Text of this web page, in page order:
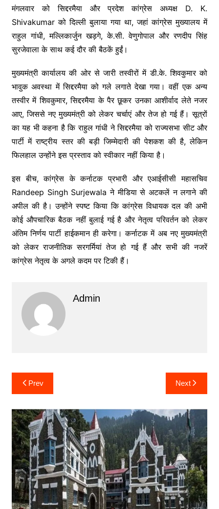
मंगलवार को सिद्दरमैया और प्रदेश कांग्रेस अध्यक्ष D. K.
Shivakumar को दिल्ली बुलाया गया था, जहां कांग्रेस मुख्यालय में
राहुल गांधी, मल्लिकार्जुन खड़गे, के.सी. वेणुगोपाल और रणदीप सिंह
सुरजेवाला के साथ कई दौर की बैठकें हुईं।
मुख्यमंत्री कार्यालय की ओर से जारी तस्वीरों में डी.के. शिवकुमार को
भावुक अवस्था में सिद्दरमैया को गले लगाते देखा गया। वहीं एक अन्य
तस्वीर में शिवकुमार, सिद्दरमैया के पैर छूकर उनका आशीर्वाद लेते नजर
आए, जिससे नए मुख्यमंत्री को लेकर चर्चाएं और तेज हो गई हैं। सूत्रों
का यह भी कहना है कि राहुल गांधी ने सिद्दरमैया को राज्यसभा सीट और
पार्टी में राष्ट्रीय स्तर की बड़ी जिम्मेदारी की पेशकश की है, लेकिन
फिलहाल उन्होंने इस प्रस्ताव को स्वीकार नहीं किया है।
इस बीच, कांग्रेस के कर्नाटक प्रभारी और एआईसीसी महासचिव
Randeep Singh Surjewala ने मीडिया से अटकलें न लगाने की
अपील की है। उन्होंने स्पष्ट किया कि कांग्रेस विधायक दल की अभी
कोई औपचारिक बैठक नहीं बुलाई गई है और नेतृत्व परिवर्तन को लेकर
अंतिम निर्णय पार्टी हाईकमान ही करेगा। कर्नाटक में अब नए मुख्यमंत्री
को लेकर राजनीतिक सरगर्मियां तेज हो गई हैं और सभी की नजरें
कांग्रेस नेतृत्व के अगले कदम पर टिकी हैं।
Admin
Post
navigation
Prev Next